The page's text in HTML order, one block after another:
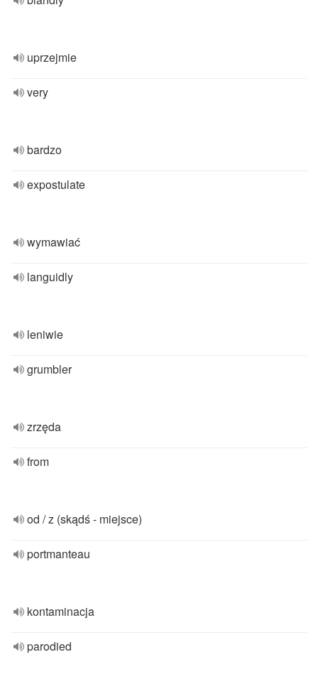
uprzejmie
very
bardzo
expostulate
wymawiać
languidly
leniwie
grumbler
zrzęda
from
od / z (skądś - miejsce)
portmanteau
kontaminacja
parodied